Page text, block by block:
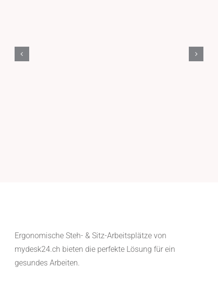
Ergonomische Steh- & Sitz-Arbeitsplätze von
mydesk24.ch bieten die perfekte Lösung für ein
gesundes Arbeiten.